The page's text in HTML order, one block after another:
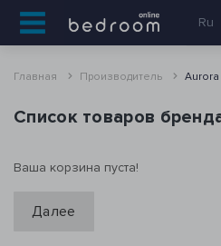
Ru
Главная Производитель
Список товаров
Ваша корзина пуста!
Далее